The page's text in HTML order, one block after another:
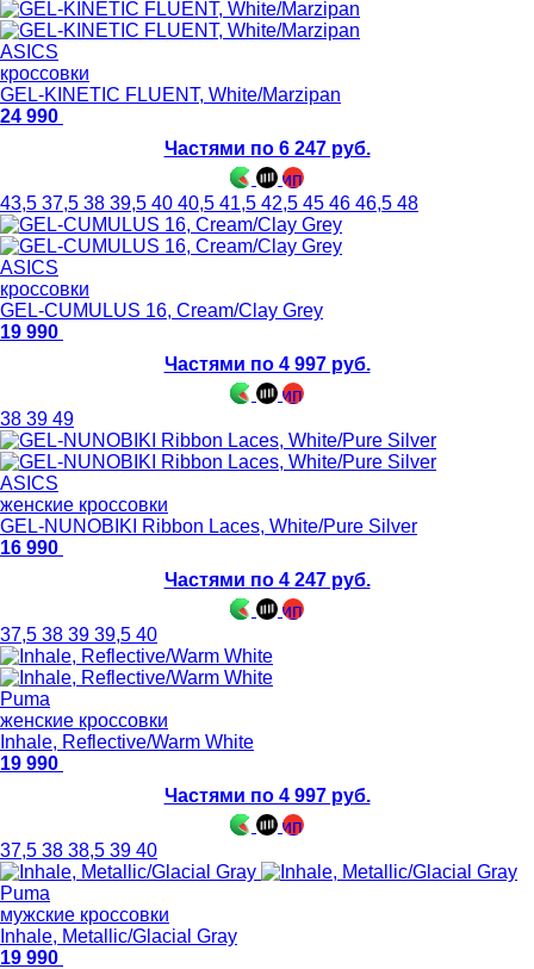
ASICS
кроссовки
GEL-KINETIC FLUENT, White/Marzipan
24 990
Частями по 6 247 руб.
43,5 37,5 38 39,5 40 40,5 41,5 42,5 45 46 46,5 48
ASICS
кроссовки
GEL-CUMULUS 16, Cream/Clay Grey
19 990
Частями по 4 997 руб.
38 39 49
ASICS
женские кроссовки
GEL-NUNOBIKI Ribbon Laces, White/Pure Silver
16 990
Частями по 4 247 руб.
37,5 38 39 39,5 40
Puma
женские кроссовки
Inhale, Reflective/Warm White
19 990
Частями по 4 997 руб.
37,5 38 38,5 39 40
Puma
мужские кроссовки
Inhale, Metallic/Glacial Gray
19 990